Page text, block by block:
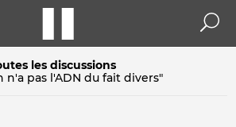
les discussions
n'a pas l'ADN du fait divers"